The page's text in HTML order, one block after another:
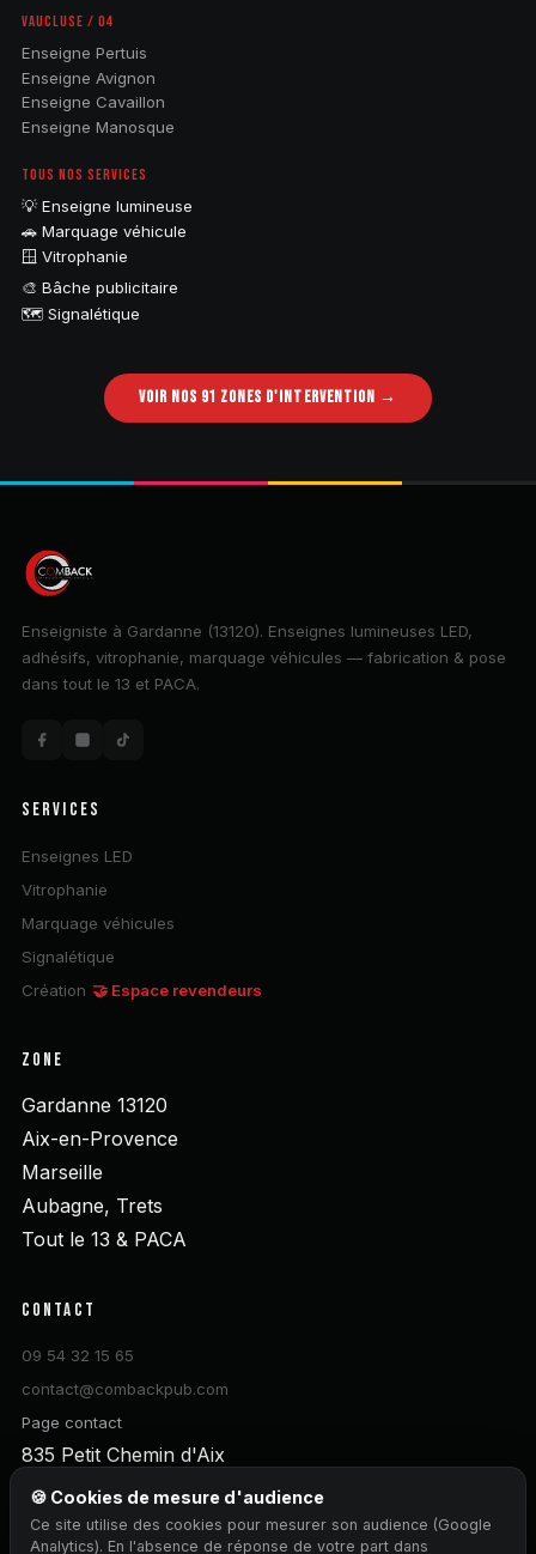
VAUCLUSE / 04
Enseigne Pertuis
Enseigne Avignon
Enseigne Cavaillon
Enseigne Manosque
TOUS NOS SERVICES
💡 Enseigne lumineuse
🚗 Marquage véhicule
🪟 Vitrophanie
🎨 Bâche publicitaire
🗺️ Signalétique
VOIR NOS 91 ZONES D'INTERVENTION →
Enseigniste à Gardanne (13120). Enseignes lumineuses LED,
adhésifs, vitrophanie, marquage véhicules — fabrication & pose
dans tout le 13 et PACA.
SERVICES
Enseignes LED
Vitrophanie
Marquage véhicules
Signalétique
Création 🤝 Espace revendeurs
ZONE
Gardanne 13120
Aix-en-Provence
Marseille
Aubagne, Trets
Tout le 13 & PACA
CONTACT
09 54 32 15 65
contact@combackpub.com
Page contact
835 Petit Chemin d'Aix
13120 Gardanne
DEVIS GRATUIT
🍪 Cookies de mesure d'audience
Ce site utilise des cookies pour mesurer son audience (Google
Analytics). En l'absence de réponse de votre part dans